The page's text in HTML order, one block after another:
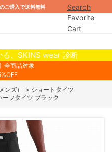
ご購入で送料無料
Search
Favorite
Cart
る、SKINS wear 診断
全商品対象
ンズ） > ショートタイツ
フタイツ ブラック